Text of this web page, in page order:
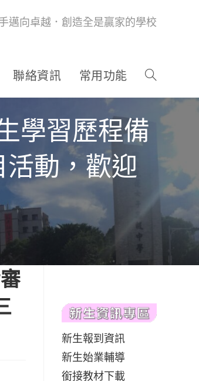
邁向卓越．創造全是贏家的學校
聯絡資訊 常用功能
學習歷程備
動，歡迎
新生報到資訊
新生始業輔導
銜接教材下載